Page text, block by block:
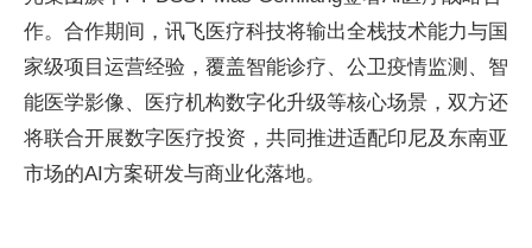
作。合作期间，讯飞医疗科技将输出全栈技术能力与国
家级项目运营经验，覆盖智能诊疗、公卫疫情监测、智
能医学影像、医疗机构数字化升级等核心场景，双方还
将联合开展数字医疗投资，共同推进适配印尼及东南亚
市场的AI方案研发与商业化落地。